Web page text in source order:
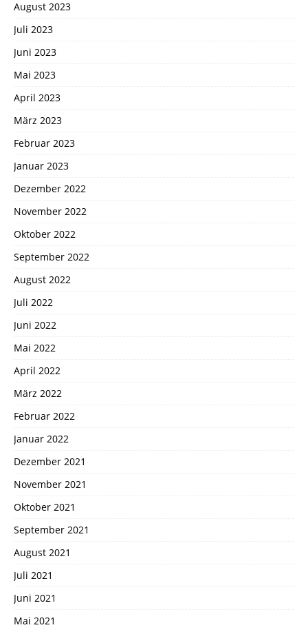
August 2023
Juli 2023
Juni 2023
Mai 2023
April 2023
März 2023
Februar 2023
Januar 2023
Dezember 2022
November 2022
Oktober 2022
September 2022
August 2022
Juli 2022
Juni 2022
Mai 2022
April 2022
März 2022
Februar 2022
Januar 2022
Dezember 2021
November 2021
Oktober 2021
September 2021
August 2021
Juli 2021
Juni 2021
Mai 2021